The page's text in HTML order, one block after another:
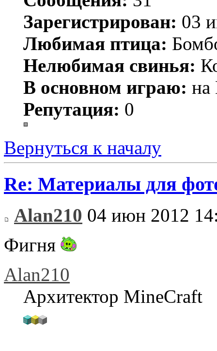
Зарегистрирован: 03
Любимая птица:
Нелюбимая свинья:
В основном играю: на
Репутация: 0
Вернуться к началу
Re: Материалы для
Alan210 04 июн 2012
Фигня
Alan210
Архитектор MineCraft